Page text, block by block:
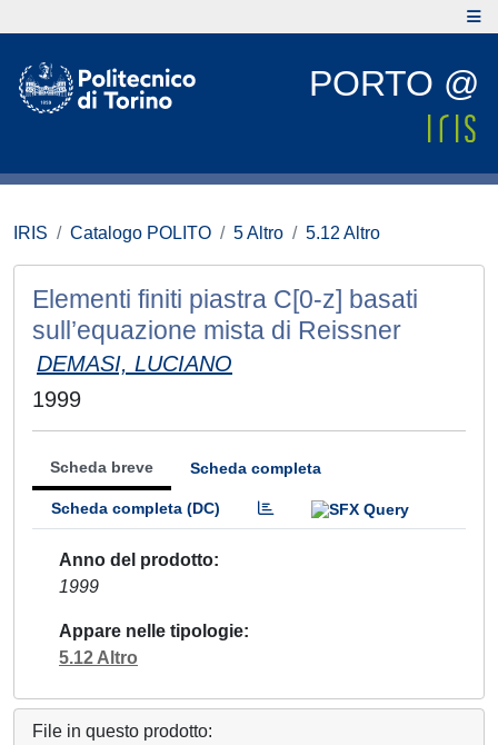
PORTO @
IRIS Catalogo POLITO 5 Altro 5.12 Altro
Elementi finiti piastra C[0-z] basati
sull’equazione mista di Reissner
DEMASI, LUCIANO
1999
Scheda breve Scheda completa
Scheda completa (DC)
Anno del prodotto
1999
Appare nelle tipologie
5.12 Altro
File in questo prodotto: